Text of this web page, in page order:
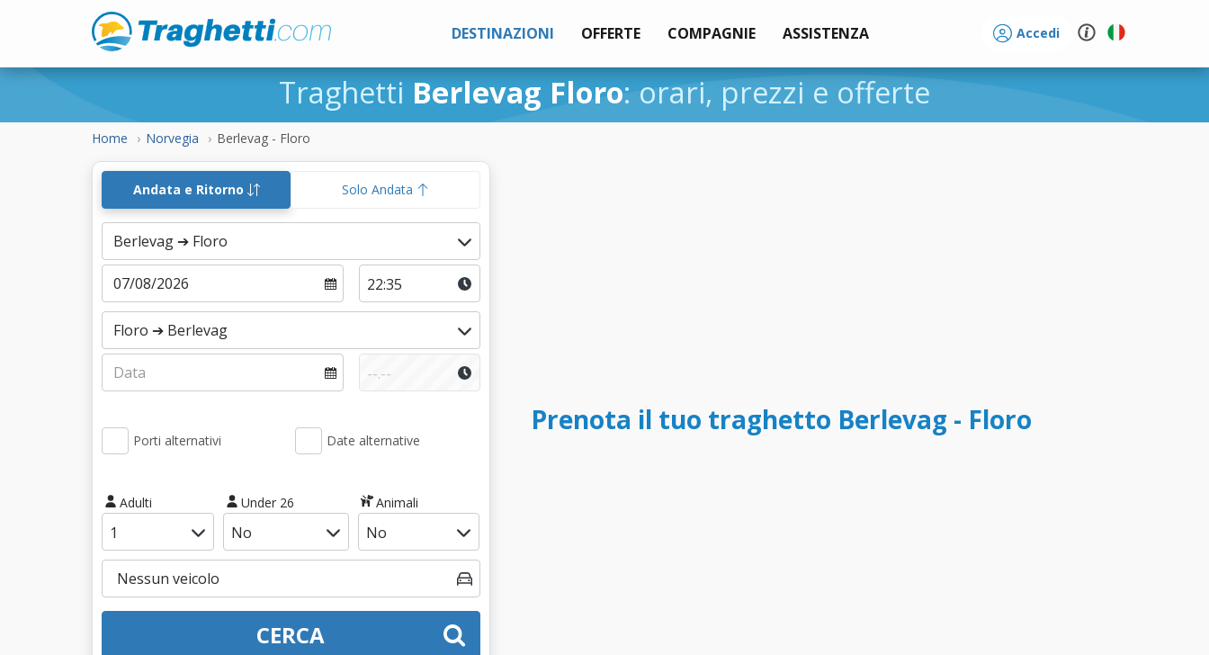
DESTINAZIONI OFFERTE COMPAGNIE ASSISTENZA Accedi
Traghetti Berlevag Floro: orari, prezzi e offerte
Home Norvegia Berlevag - Floro
Andata e Ritorno Solo Andata
Porti alternativi Date alternative
Adulti Under 26 Animali
CERCA
Prenota il tuo traghetto Berlevag - Floro